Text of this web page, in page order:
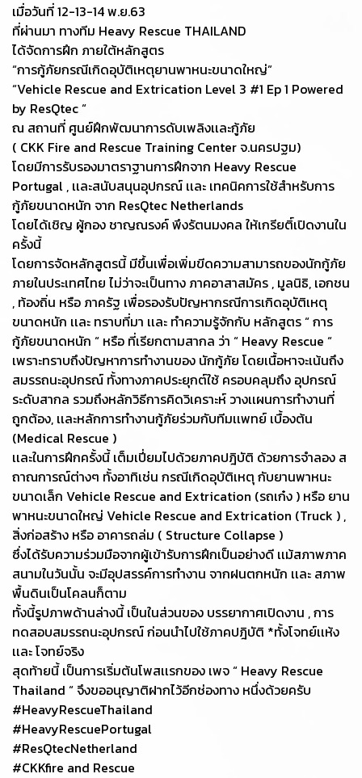
เมื่อวันที่ 12-13-14 พ.ย.63
ที่ผ่านมา ทางทีม Heavy Rescue THAILAND
ได้จัดการฝึก ภายใต้หลักสูตร
“การกู้ภัยกรณีเกิดอุบัติเหตุยานพาหนะขนาดใหญ่”
“Vehicle Rescue and Extrication Level 3 #1 Ep 1 Powered
by ResQtec “
ณ สถานที่ ศูนย์ฝึกพัฒนาการดับเพลิงเเละกู้ภัย
( CKK Fire and Rescue Training Center จ.นครปฐม)
โดยมีการรับรองมาตราฐานการฝึกจาก Heavy Rescue
Portugal , เเละสนับสนุนอุปกรณ์ เเละ เทคนิคการใช้สำหรับการ
กู้ภัยขนาดหนัก จาก ResQtec Netherlands
โดยได้เชิญ ผู้กอง ชาญณรงค์ พึงรัตนมงคล ให้เกรียติ์เปิดงานใน
ครั้งนี้
โดยการจัดหลักสูตรนี้ มีขึ้นเพื่อเพิ่มขีดความสามารถของนักกู้ภัย
ภายในประเทศไทย ไม่ว่าจะเป็นทาง ภาคอาสาสมัคร , มูลนิธิ, เอกชน
, ท้องถิ่น หรือ ภาครัฐ เพื่อรองรับปัญหากรณีการเกิดอุบัติเหตุ
ขนาดหนัก เเละ ทราบที่มา เเละ ทำความรู้จักกับ หลักสูตร “ การ
กู้ภัยขนาดหนัก “ หรือ ที่เรียกตามสากล ว่า “ Heavy Rescue “
เพราะทราบถึงปัญหาการทำงานของ นักกู้ภัย โดยเนื้อหาจะเน้นถึง
สมรรถนะอุปกรณ์ ทั้งทางภาคประยุกต์ใช้ ครอบคลุมถึง อุปกรณ์
ระดับสากล รวมถึงหลักวิธีการคิดวิเคราะห์ วางเเผนการทำงานที่
ถูกต้อง, เเละหลักการทำงานกู้ภัยร่วมกับทีมเเพทย์ เบื้องต้น
(Medical Rescue )
เเละในการฝึกครั้งนี้ เต็มเปี่ยมไปด้วยภาคปฎิบัติ ด้วยการจำลอง ส
ถาณการณ์ต่างๆ ทั้งอาทิเช่น กรณีเกิดอุบัติเหตุ กับยานพาหนะ
ขนาดเล็ก Vehicle Rescue and Extrication (รถเก๋ง ) หรือ ยาน
พาหนะขนาดใหญ่ Vehicle Rescue and Extrication (Truck ) ,
สิ่งก่อสร้าง หรือ อาคารถล่ม ( Structure Collapse )
ซึ่งได้รับความร่วมมือจากผู้เข้ารับการฝึกเป็นอย่างดี เเม้สภาพภาค
สนามในวันนั้น จะมีอุปสรรค์การทำงาน จากฝนตกหนัก เเละ สภาพ
พื้นดินเป็นโคลนก็ตาม
ทั้งนี้รูปภาพด้านล่างนี้ เป็นในส่วนของ บรรยากาศเปิดงาน , การ
ทดสอบสมรรถนะอุปกรณ์ ก่อนนำไปใช้ภาคปฎิบัติ *ทั้งโจทย์เเห้ง
เเละ โจทย์จริง
สุดท้ายนี้ เป็นการเริ่มต้นโพสเเรกของ เพจ “ Heavy Rescue
Thailand “ จึงขออนุญาติฝากไว้อีกช่องทาง หนึ่งด้วยครับ
#HeavyRescueThailand
#HeavyRescuePortugal
#ResQtecNetherland
#CKKfire and Rescue